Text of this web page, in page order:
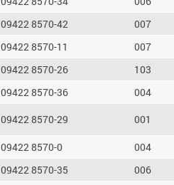
09422 8570-42 007
09422 8570-11 007
09422 8570-26 103
09422 8570-36 004
09422 8570-29 001
09422 8570-0 004
09422 8570-35 006